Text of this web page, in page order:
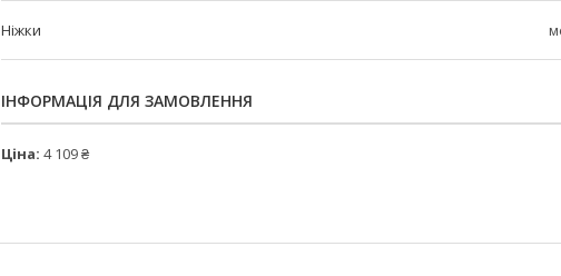
Ніжки
ІНФОРМАЦІЯ ДЛЯ ЗАМОВЛЕННЯ
Ціна: 4 109 ₴